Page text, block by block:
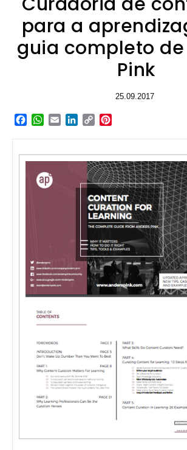
para a
guia completo de
Pink
25.09.2017
Facebook
WhatsApp
EmailLinkedIn
Copy